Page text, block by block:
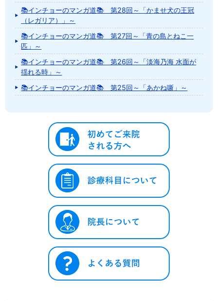
📚インチョーのマンガ道📚 第28回～「かませ犬の王冠
（レガリア）」～
📚インチョーのマンガ道📚 第27回～「青の島とねこ一
匹」～
📚インチョーのマンガ道📚 第26回～「淡海乃海 水面が
揺れる時」～
📚インチョーのマンガ道📚 第25回～「あかね噺」～